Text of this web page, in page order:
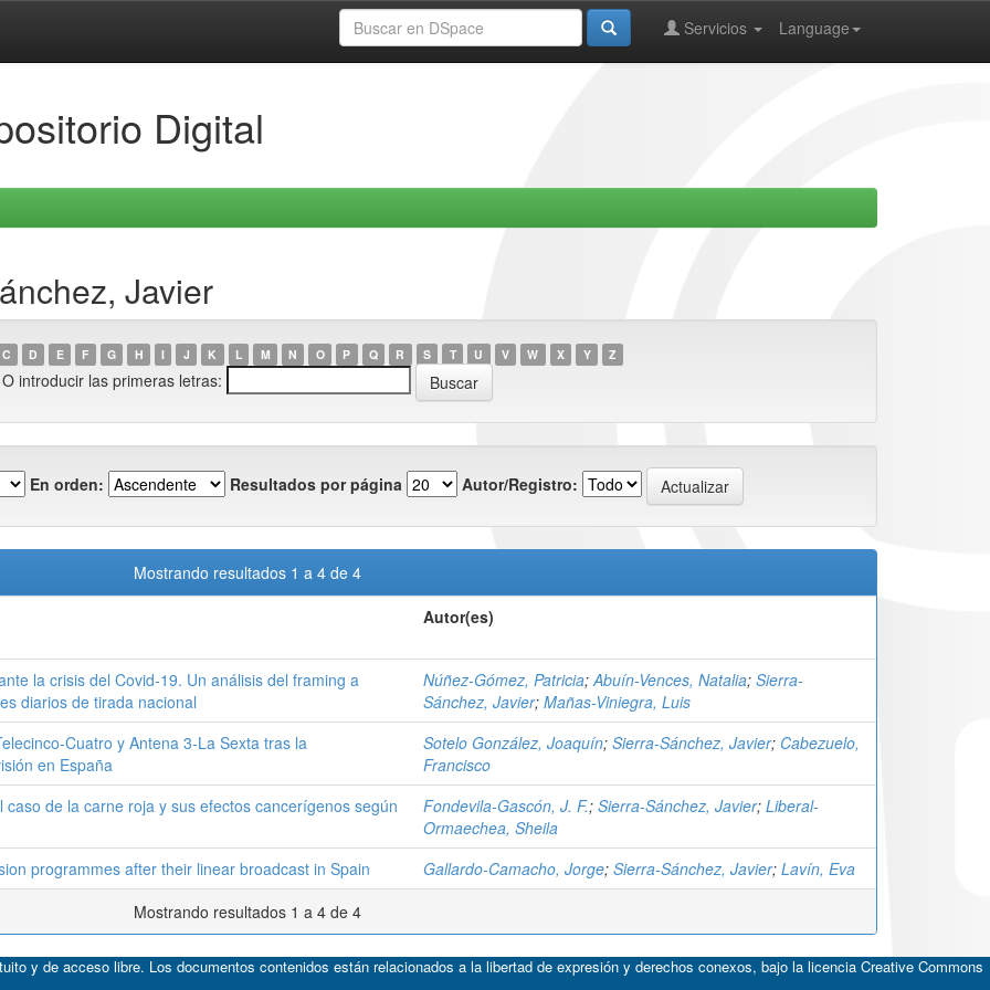
Language
Servicios
Digital
Javier
C D E F G H I J K L M N O P Q R S T U V W X Y Z
O introducir las primeras letras:
En orden: Resultados por página Autor/Registro:
Mostrando resultados 1 a 4 de 4
Autor(es)
la crisis del Covid-19. Un análisis del framing a
diarios de tirada nacional
Núñez-Gómez, Patricia;Abuín-Vences, Natalia; Sierra-
Sánchez, Javier; Mañas-Viniegra, Luis
Cuatro y Antena 3-La Sexta tras la
en España
Sotelo González, Joaquín; Sierra-Sánchez, Javier; Cabezuelo,
Francisco
de la carne roja y sus efectos cancerígenos según
Fondevila-Gascón, J. F.; Sierra-Sánchez, Javier; Liberal-
Ormaechea, Sheila
programmes after their linear broadcast in Spain Gallardo-Camacho, Jorge; Sierra-Sánchez, Javier; Lavín, Eva
Mostrando resultados 1 a 4 de 4
y de acceso libre. Los documentos contenidos están relacionados a la libertad de expresión y derechos conexos, bajo la licencia Creative Commons